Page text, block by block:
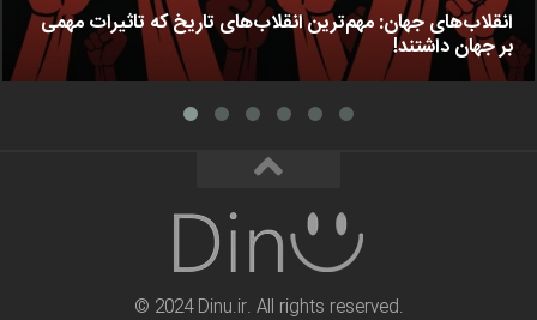
انقلاب‌های جهان: مهم‌ترین انقلاب‌های تاریخ که تاثیرات مهمی
بر جهان داشتند!
© 2024 Dinu.ir. All rights reserved.